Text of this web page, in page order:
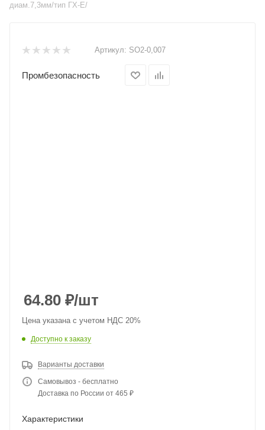
диам.7,3мм/тип ГХ-Е/
Артикул: SO2-0,007
Промбезопасность
64.80 ₽/шт
Цена указана с учетом НДС 20%
Доступно к заказу
Варианты доставки
Самовывоз - бесплатно
Доставка по России от 465 ₽
Характеристики